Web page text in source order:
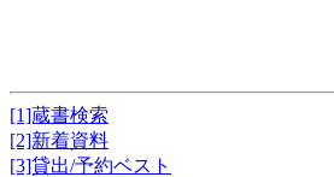
[1]蔵書検索
[2]新着資料
[3]貸出/予約ベスト